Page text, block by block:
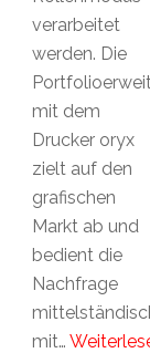
verarbeitet
werden. Die
mit dem
Drucker oryx
zielt auf den
grafischen
Markt ab und
bedient die
Nachfrage
mit…